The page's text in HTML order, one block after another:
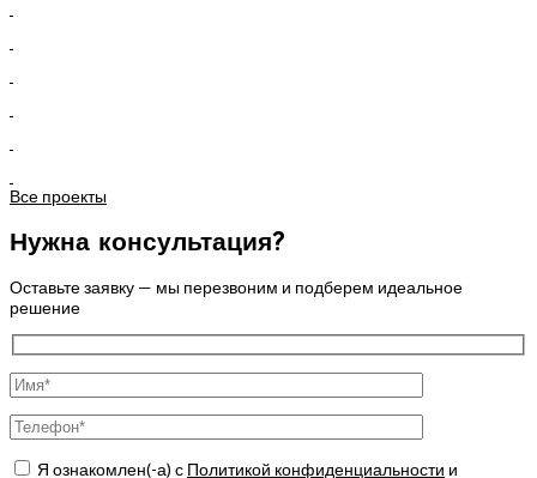
Все проекты
Нужна консультация?
Оставьте заявку — мы перезвоним и подберем идеальное
решение
Я ознакомлен(-а) с Политикой конфиденциальности и